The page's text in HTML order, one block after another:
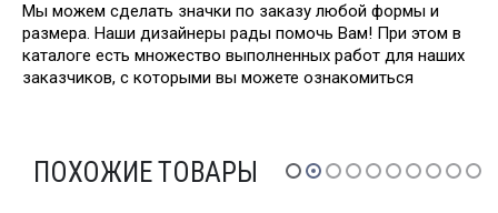
Мы можем сделать значки по заказу любой формы и
размера. Наши дизайнеры рады помочь Вам! При этом в
каталоге есть множество выполненных работ для наших
заказчиков, с которыми вы можете ознакомиться
ПОХОЖИЕ ТОВАРЫ